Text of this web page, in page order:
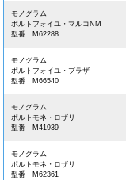
モノグラム
ポルトフォイユ・マルコNM
型番：M62288
モノグラム
ポルトフォイユ・ブラザ
型番：M66540
モノグラム
ポルトモネ・ロザリ
型番：M41939
モノグラム
ポルトモネ・ロザリ
型番：M62361